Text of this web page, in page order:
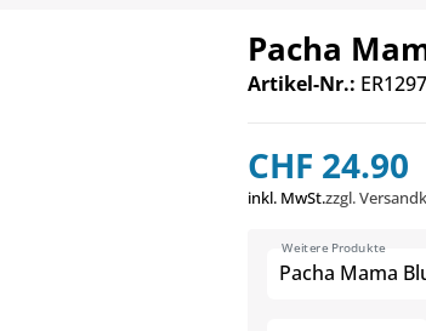
Pacha
Artikel-Nr.:
CHF 24.90
inkl. MwSt.zzgl.
Pacha Mama
Weitere Produkte